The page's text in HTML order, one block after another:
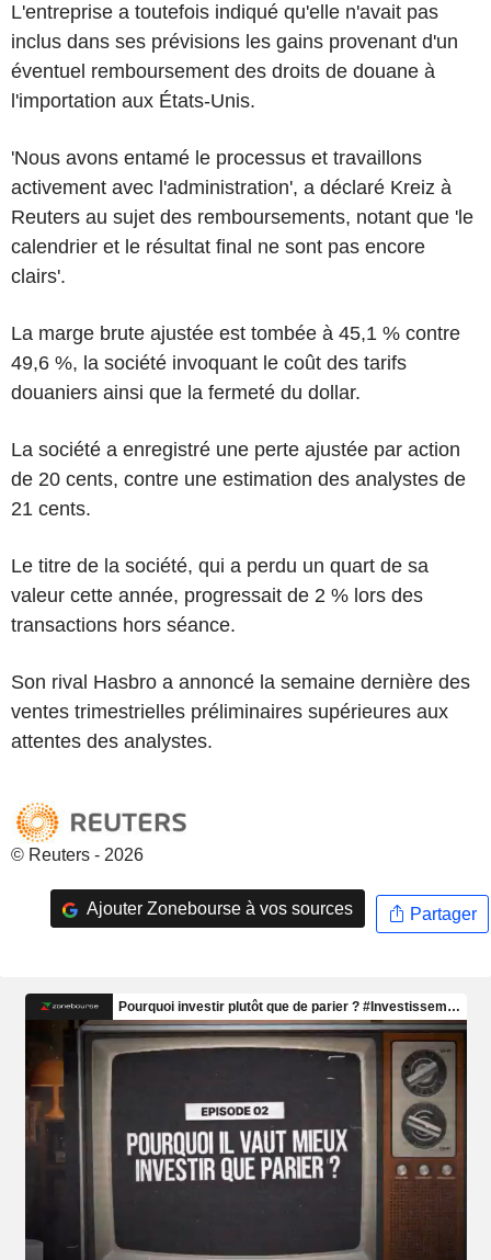
L'entreprise a toutefois indiqué qu'elle n'avait pas
inclus dans ses prévisions les gains provenant d'un
éventuel remboursement des droits de douane à
l'importation aux États-Unis.
'Nous avons entamé le processus et travaillons
activement avec l'administration', a déclaré Kreiz à
Reuters au sujet des remboursements, notant que 'le
calendrier et le résultat final ne sont pas encore
clairs'.
La marge brute ajustée est tombée à 45,1 % contre
49,6 %, la société invoquant le coût des tarifs
douaniers ainsi que la fermeté du dollar.
La société a enregistré une perte ajustée par action
de 20 cents, contre une estimation des analystes de
21 cents.
Le titre de la société, qui a perdu un quart de sa
valeur cette année, progressait de 2 % lors des
transactions hors séance.
Son rival Hasbro a annoncé la semaine dernière des
ventes trimestrielles préliminaires supérieures aux
attentes des analystes.
© Reuters - 2026
Ajouter Zonebourse à vos sources Partager